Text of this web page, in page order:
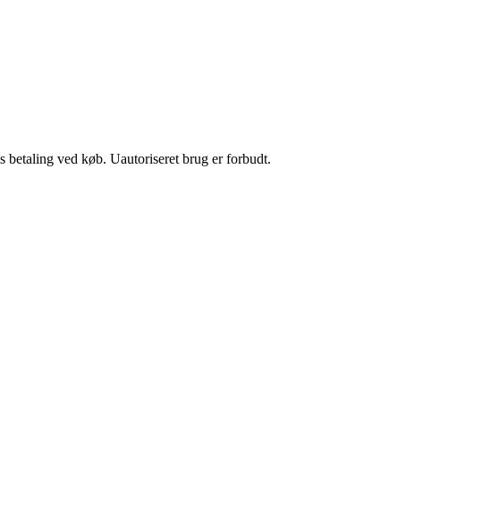
betaling ved køb. Uautoriseret brug er forbudt.